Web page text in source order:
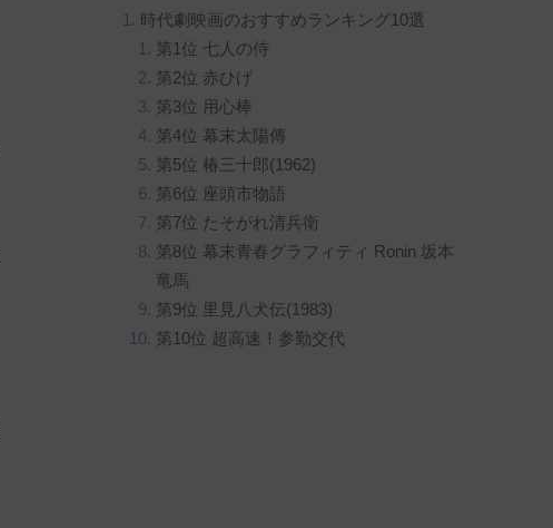
時代劇映画のおすすめランキング10選
第1位 七人の侍
第2位 赤ひげ
第3位 用心棒
第4位 幕末太陽傳
第5位 椿三十郎(1962)
第6位 座頭市物語
第7位 たそがれ清兵衛
第8位 幕末青春グラフィティ Ronin 坂本
竜馬
第9位 里見八犬伝(1983)
第10位 超高速！参勤交代